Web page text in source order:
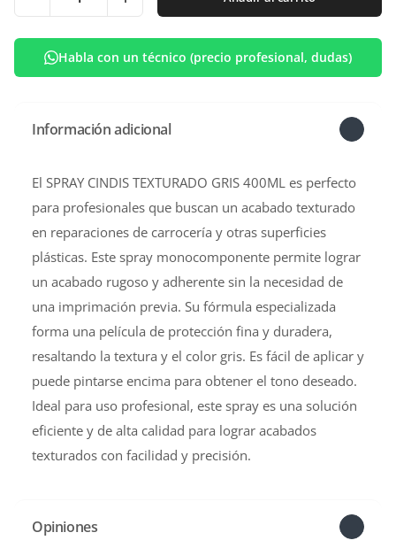
Habla con un técnico (precio profesional, dudas)
Información adicional
El SPRAY CINDIS TEXTURADO GRIS 400ML es perfecto
para profesionales que buscan un acabado texturado
en reparaciones de carrocería y otras superficies
plásticas. Este spray monocomponente permite lograr
un acabado rugoso y adherente sin la necesidad de
una imprimación previa. Su fórmula especializada
forma una película de protección fina y duradera,
resaltando la textura y el color gris. Es fácil de aplicar y
puede pintarse encima para obtener el tono deseado.
Ideal para uso profesional, este spray es una solución
eficiente y de alta calidad para lograr acabados
texturados con facilidad y precisión.
Opiniones